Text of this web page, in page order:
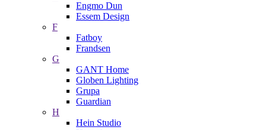
Engmo Dun
Essem Design
F
Fatboy
Frandsen
G
GANT Home
Globen Lighting
Grupa
Guardian
H
Hein Studio